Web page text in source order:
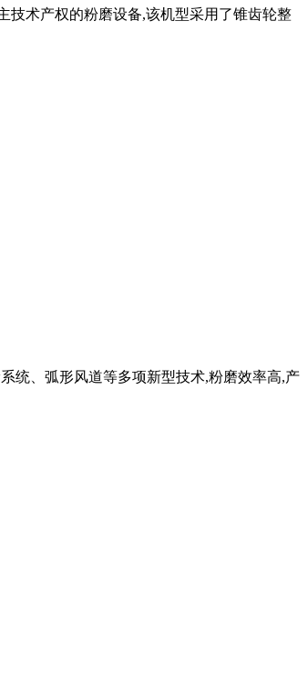
技术产权的粉磨设备,该机型采用了锥齿轮整
统、弧形风道等多项新型技术,粉磨效率高,产